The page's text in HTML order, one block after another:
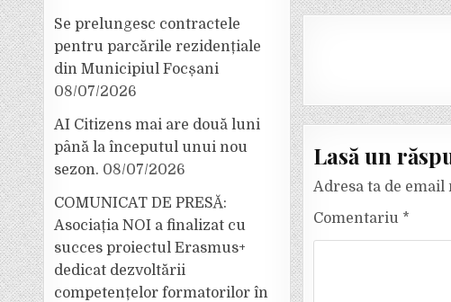
Lasă un
Adresa ta de email
Comentariu *
Se prelungesc contractele
pentru parcările rezidențiale
din Municipiul Focșani
08/07/2026
AI Citizens mai are două luni
până la începutul unui nou
sezon. 08/07/2026
COMUNICAT DE PRESĂ:
Asociația NOI a finalizat cu
succes proiectul Erasmus+
dedicat dezvoltării
competențelor formatorilor în